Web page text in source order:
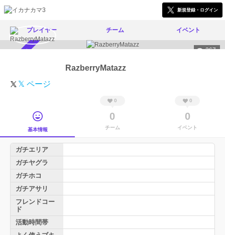
新規登録・ログイン
プレイヤー チーム イベント
267
RazberryMatazz
𝕏 ページ
基本情報
0
0
チーム
0
0
イベント
ガチエリア
ガチヤグラ
ガチホコ
ガチアサリ
フレンドコー
ド
活動時間帯